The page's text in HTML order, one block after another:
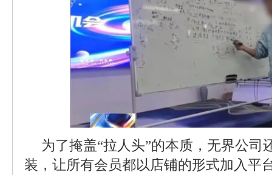
为了掩盖“拉人头”的本质，无界公司
装，让所有会员都以店铺的形式加入平